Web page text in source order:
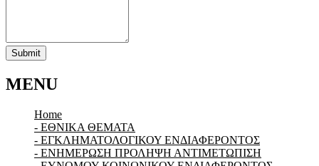
Submit
MENU
Home
- ΕΘΝΙΚΑ ΘΕΜΑΤΑ
- ΕΓΚΛΗΜΑΤΟΛΟΓΙΚΟΥ ΕΝΔΙΑΦΕΡΟΝΤΟΣ
- ΕΝΗΜΕΡΩΣΗ ΠΡΟΛΗΨΗ ΑΝΤΙΜΕΤΩΠΙΣΗ